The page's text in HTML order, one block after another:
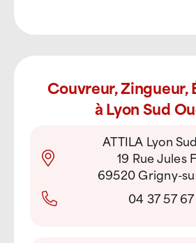
Couvreur, Zingueur,
à Lyon Sud
ATTILA Lyon
19 Rue Jules
69520 Grigny-
04 37 57 67